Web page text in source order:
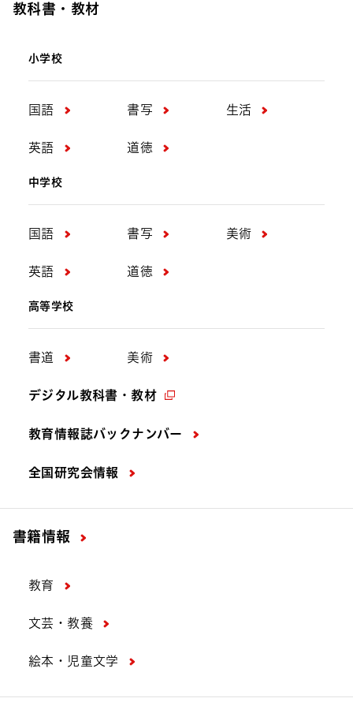
教科書・教材
小学校
国語 書写 生活
英語 道徳
中学校
国語 書写 美術
英語 道徳
高等学校
書道 美術
デジタル教科書・教材
教育情報誌バックナンバー
全国研究会情報
書籍情報
教育
文芸・教養
絵本・児童文学